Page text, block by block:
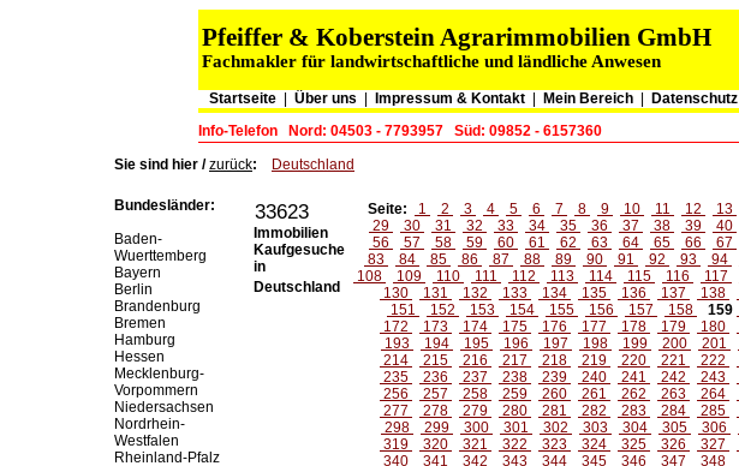
Pfeiffer & Koberstein Agrarimmobilien GmbH
Fachmakler für landwirtschaftliche und ländliche Anwesen
Startseite| Über uns Impressum & Kontakt| Mein Bereich Datenschutz
Info-Telefon
Nord: 04503 - 7793957 Süd: 09852 - 6157360
Sie sind hier /zurück: Deutschland
Bundesländer:
Baden-
Wuerttemberg
Bayern
Berlin
Brandenburg
Bremen
Hamburg
Hessen
Mecklenburg-
Vorpommern
Niedersachsen
Nordrhein-
Westfalen
Rheinland-Pfalz
33623
Immobilien
Kaufgesuche
in
Deutschland
Seite: 1 2 3 4 5 6 7 8 9 10 11 12 13
29
30 31 32 33 34 35 36 37 38 39 40
56
57 58 59 60 61 62 63 64 65 66 67
83
84 85 86 87 88 89 90 91 92 93 94
108
109 110 111 112 113 114 115 116 117
130
131 132 133 134 135 136 137 138
151
152 153 154 155 156 157 158 159
172
173 174 175 176 177 178 179 180
193
194 195 196 197 198 199 200 201
214
215 216 217 218 219 220 221 222
235
236 237 238 239 240 241 242 243
256
257 258 259 260 261 262 263 264
277
278 279 280 281 282 283 284 285
298
299 300 301 302 303 304 305 306
319
320 321 322 323 324 325 326 327
340
341 342 343 344 345 346 347 348